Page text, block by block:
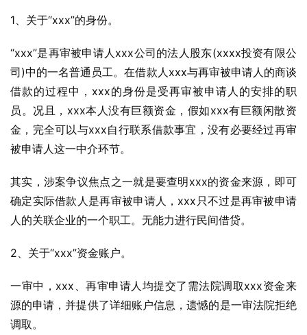
1、关于“xxx”的身份。
“xxx”是再审被申请人xxx公司的法人股东(xxxx投资有限公
司)中的一名普通员工。在借款人xxx与再审被申请人的商谈
借款的过程中，xxx的身份是受再审被申请人的安排的职
员。况且，xxx本人没有巨额资金，假如xxx有巨额闲散资
金，完全可以与xxx自行联系借款事宜，没有必要经过再审
被申请人这一中介环节。
其实，涉案争议焦点之一就是要查明xxx的资金来源，即可
确定实际借款人是再审被申请人，xxx只不过是再审被申请
人的关联企业的一个职工。无能力进行民间借贷。
2、关于“xxx”资金账户。
一审中，xxx、再审申请人均提交了需法院调取xxx资金来
源的申请，并提供了详细账户信息，遗憾的是一审法院拒绝
调取。